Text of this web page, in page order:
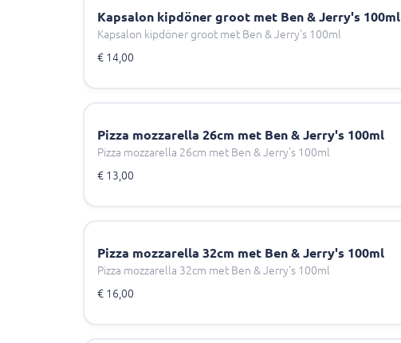
Kapsalon kipdöner groot met Ben & Jerry's 100ml
Kapsalon kipdöner groot met Ben & Jerry's 100ml
€ 14,00
Pizza mozzarella 26cm met Ben & Jerry's 100ml
Pizza mozzarella 26cm met Ben & Jerry's 100ml
€ 13,00
Pizza mozzarella 32cm met Ben & Jerry's 100ml
Pizza mozzarella 32cm met Ben & Jerry's 100ml
€ 16,00